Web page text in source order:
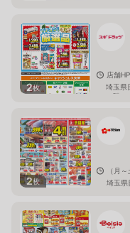
2枚
店舗
埼玉県
２階
2枚
（月
埼玉県